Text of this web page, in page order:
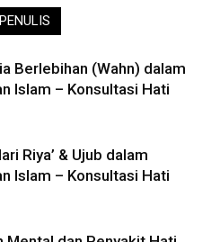
Berlebihan (Wahn) dalam
Islam – Konsultasi Hati
Riya’ & Ujub dalam
Islam – Konsultasi Hati